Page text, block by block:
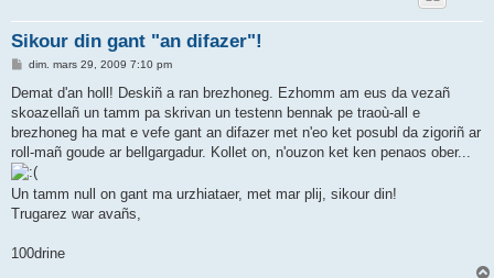
Sikour din gant "an difazer"!
M
s
a
g
dim. mars 29, 2009 7:10 pm
Demat d'an holl! Deskiñ a ran brezhoneg. Ezhomm am eus da vezañ
skoazellañ un tamm pa skrivan un testenn bennak pe traoù-all e
brezhoneg ha mat e vefe gant an difazer met n'eo ket posubl da zigoriñ ar
roll-mañ goude ar bellgargadur. Kollet on, n'ouzon ket ken penaos ober...
Un tamm null on gant ma urzhiataer, met mar plij, sikour din!
Trugarez war avañs,
100drine